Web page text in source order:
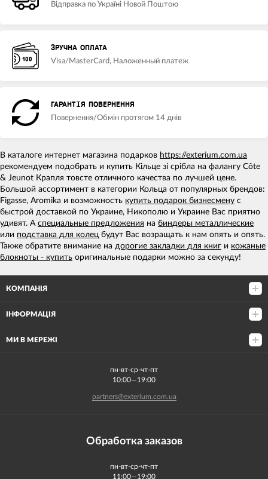
Відправка по Україні Новой Поштою
ЗРУЧНА ОПЛАТА
Visa/MasterCard, Наложенный платеж
ГАРАНТІЯ ПОВЕРНЕННЯ
Повернення/Обмін протягом 14 днів
В каталоге интернет магазина подарков https://exterium.com.ua
рекомендуем подобрать и купить Кільце зі срібла на фалангу Côte
& Jeunot Крапля товсте отличного качества по лучшей цене.
Большой ассортимент в категории Кольца от популярных брендов:
Figasse, Aromika и возможность купить подарок бизнесмену с
быстрой доставкой по Украине, Никополю и Украине Вас приятно
удивят. А специальные предложения на биндеры металлические
или подставка для колецбудут Вас возращать к нам опять и опять.
Также обратите внимание на дорогие закладки для книг и кожаные
блокноты - купить оригинальные подарки можно за секунду!
КОМПАНІЯ
ІНФОРМАЦІЯ
МИ В МЕРЕЖІ
пн-вт-ср-чт-пт
10:00—19:00
partners@exterium.com.ua
Обработка заказов
пн-вт-ср-чт-пт
11:00—19:00